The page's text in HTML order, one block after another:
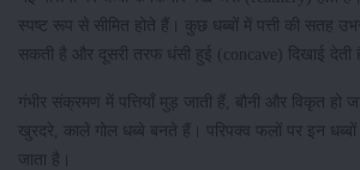
स्पष्ट रूप से सीमित होते हैं। कुछ धब्बों में पत्ती की सतह
सकती है और दूसरी तरफ धंसी हुई (concave) दिखाई देती
गंभीर संक्रमण में पत्तियाँ मुड़ जाती हैं, बौनी और विकृत हो
खुरदरे, काले गोल धब्बे बनते हैं। परिपक्व फलों पर इन धब्बों
जाता है।